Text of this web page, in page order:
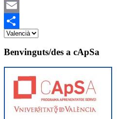
Mastodon
Email
Share
Benvinguts/des a cApSa